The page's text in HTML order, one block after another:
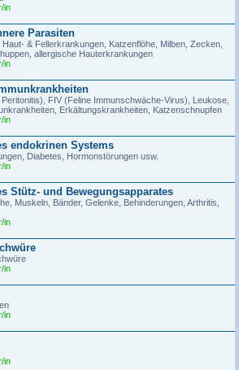
in
Parasiten
& Fellerkrankungen, Katzenflöhe, Milben, Zecken,
allergische Hauterkrankungen
in
FIV (Feline Immunschwäche-Virus), Leukose,
Erkältungskrankheiten, Katzenschnupfen
in
endokrinen Systems
Diabetes, Hormonstörungen usw.
in
Stütz- und Bewegungsapparates
Muskeln, Bänder, Gelenke, Behinderungen, Arthritis,
in
in
in
in